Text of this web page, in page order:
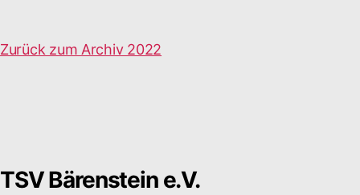
Zurück zum Archiv 2022
TSV Bärenstein e.V.